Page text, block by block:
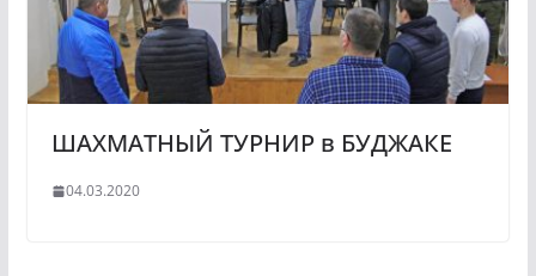
ШАХМАТНЫЙ ТУРНИР в БУДЖАКЕ
04.03.2020